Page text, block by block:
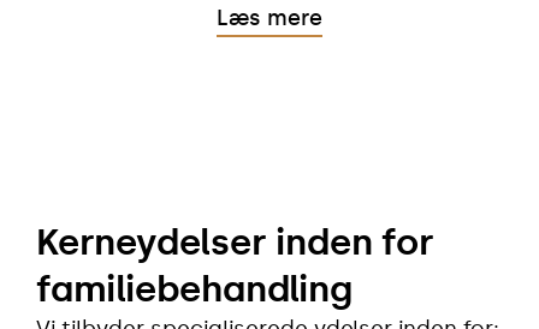
Læs mere
Kerneydelser inden for
familiebehandling